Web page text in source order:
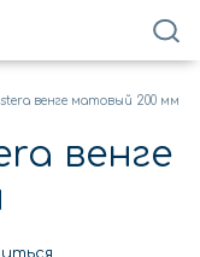
венге матовый 200 мм
венге